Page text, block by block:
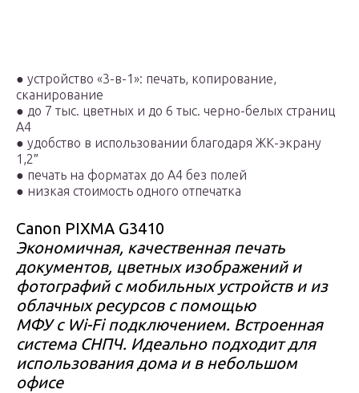
● устройство «3-в-1»: печать, копирование,
сканирование
● до 7 тыс. цветных и до 6 тыс. черно-белых страниц
А4
● удобство в использовании благодаря ЖК-экрану
1,2″
● печать на форматах до А4 без полей
● низкая стоимость одного отпечатка
Canon PIXMA G3410
Экономичная, качественная печать
документов, цветных изображений и
фотографий с мобильных устройств и из
облачных ресурсов с помощью
МФУ с Wi-Fi подключением. Встроенная
система СНПЧ. Идеально подходит для
использования дома и в небольшом
офисе